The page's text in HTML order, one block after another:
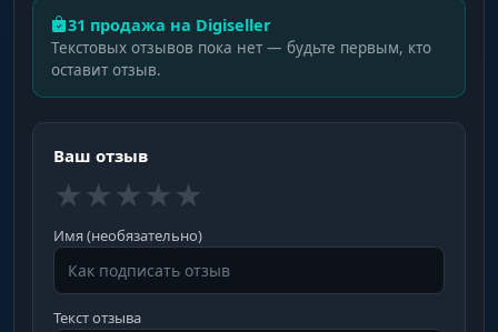
31 продажа на Digiseller
Текстовых отзывов пока нет — будьте первым, кто
оставит отзыв.
Ваш отзыв
★★★★★
Имя (необязательно)
Текст отзыва